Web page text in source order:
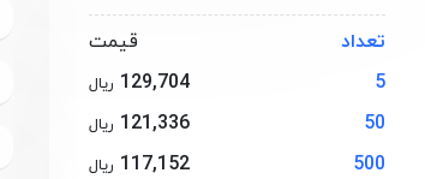
تعداد
قیمت
5
129,704 ریال
50
121,336 ریال
500
117,152 ریال